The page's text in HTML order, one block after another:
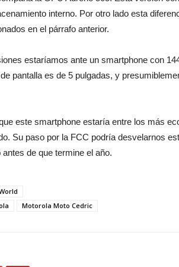
interno. Por otro lado esta
en el párrafo anterior.
estaríamos ante un smartphone con
pantalla es de 5 pulgadas, y
este smartphone estaría entre los más
Su paso por la FCC podría desvelarnos
de que termine el año.
Motorola Moto Cedric